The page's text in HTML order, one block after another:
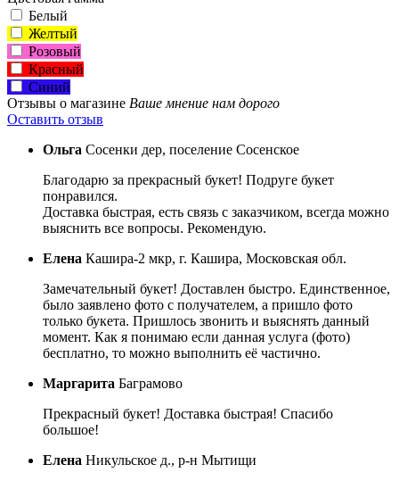
Белый
Желтый
Розовый
Красный
Синий
Отзывы о магазине Ваше мнение нам дорого
Оставить отзыв
Ольга Сосенки дер, поселение Сосенское
Благодарю за прекрасный букет! Подруге букет
понравился.
Доставка быстрая, есть связь с заказчиком, всегда можно
выяснить все вопросы. Рекомендую.
Елена Кашира-2 мкр, г. Кашира, Московская обл.
Замечательный букет! Доставлен быстро. Единственное,
было заявлено фото с получателем, а пришло фото
только букета. Пришлось звонить и выяснять данный
момент. Как я понимаю если данная услуга (фото)
бесплатно, то можно выполнить её частично.
Маргарита Баграмово
Прекрасный букет! Доставка быстрая! Спасибо
большое!
Елена Никульское д., р-н Мытищи